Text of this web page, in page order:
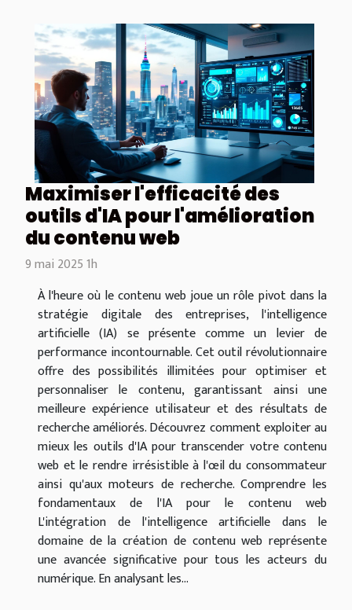
Maximiser l'efficacité des
outils d'IA pour l'amélioration
du contenu web
9 mai 2025 1h
À l'heure où le contenu web joue un rôle pivot dans la
stratégie digitale des entreprises, l'intelligence
artificielle (IA) se présente comme un levier de
performance incontournable. Cet outil révolutionnaire
offre des possibilités illimitées pour optimiser et
personnaliser le contenu, garantissant ainsi une
meilleure expérience utilisateur et des résultats de
recherche améliorés. Découvrez comment exploiter au
mieux les outils d'IA pour transcender votre contenu
web et le rendre irrésistible à l'œil du consommateur
ainsi qu'aux moteurs de recherche. Comprendre les
fondamentaux de l'IA pour le contenu web
L'intégration de l'intelligence artificielle dans le
domaine de la création de contenu web représente
une avancée significative pour tous les acteurs du
numérique. En analysant les...